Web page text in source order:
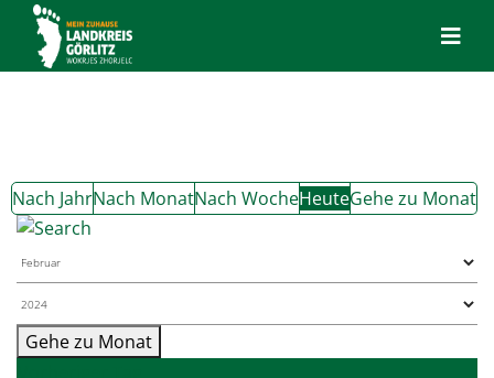
Nach JahrNach MonatNach WocheHeuteGehe zu Monat
Gehe zu Monat